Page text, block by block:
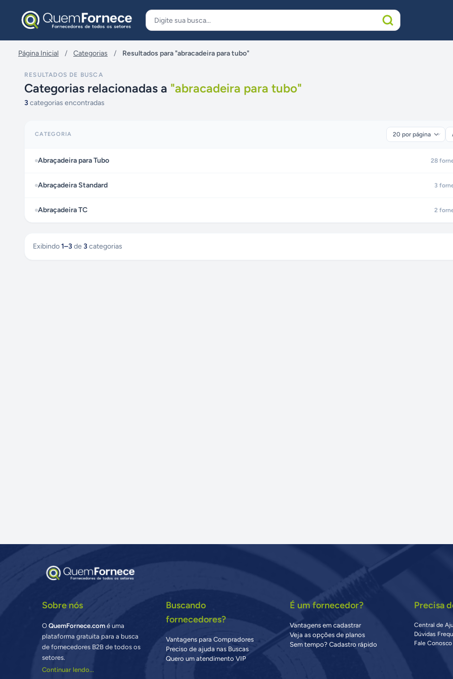
Página Inicial / Categorias / Resultados para "abracadeira para tubo"
RESULTADOS DE BUSCA
Categorias relacionadas a "abracadeira para tubo"
3 categorias encontradas
CATEGORIA
Abraçadeira para Tubo 28
Abraçadeira Standard 3
Abraçadeira TC 2
Exibindo1–3 de 3 categorias
Sobre nós
OQuemFornece.com é uma
plataforma gratuita para a busca
de fornecedores B2B de todos os
setores.
Continuar lendo...
Buscando
fornecedores?
Vantagens para Compradores
Preciso de ajuda nas Buscas
Quero um atendimento VIP
É um fornecedor?
Vantagens em cadastrar
Veja as opções de planos
Sem tempo? Cadastro rápido
Precisa
Central de
Dúvidas
Fale Conosco